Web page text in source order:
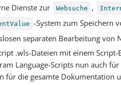
Dienste zur
Websuche ,
-System zum Speichern
separaten Bearbeitung von
.wls-Dateien mit einem
Language-Scripts nun auch
für die gesamte Dokumentation